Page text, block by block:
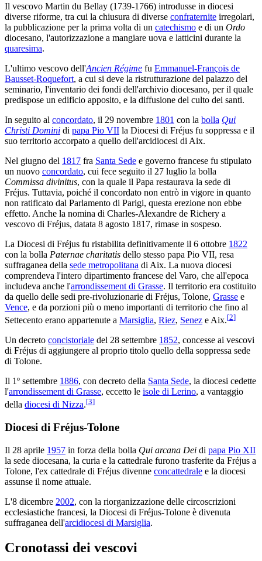
Il vescovo Martin du Bellay (1739-1766) introdusse in diocesi
diverse riforme, tra cui la chiusura di diverse confraternite irregolari,
la pubblicazione per la prima volta di un catechismo e di un Ordo
diocesano, l'autorizzazione a mangiare uova e latticini durante la
quaresima.
L'ultimo vescovo dell'Ancien Régime fu Emmanuel-François de
Bausset-Roquefort, a cui si deve la ristrutturazione del palazzo del
seminario, l'inventario dei fondi dell'archivio diocesano, per il quale
predispose un edificio apposito, e la diffusione del culto dei santi.
In seguito al concordato, il 29 novembre 1801 con la bolla Qui
Christi Domini di papa Pio VII la Diocesi di Fréjus fu soppressa e il
suo territorio accorpato a quello dell'arcidiocesi di Aix.
Nel giugno del 1817 fra Santa Sede e governo francese fu stipulato
un nuovo concordato, cui fece seguito il 27 luglio la bolla
Commissa divinitus, con la quale il Papa restaurava la sede di
Fréjus. Tuttavia, poiché il concordato non entrò in vigore in quanto
non ratificato dal Parlamento di Parigi, questa erezione non ebbe
effetto. Anche la nomina di Charles-Alexandre de Richery a
vescovo di Fréjus, datata 8 agosto 1817, rimase in sospeso.
La Diocesi di Fréjus fu ristabilita definitivamente il 6 ottobre 1822
con la bolla Paternae charitatis dello stesso papa Pio VII, resa
suffraganea della sede metropolitana di Aix. La nuova diocesi
comprendeva l'intero dipartimento francese del Varo, che all'epoca
includeva anche l'arrondissement di Grasse. Il territorio era costituito
da quello delle sedi pre-rivoluzionarie di Fréjus, Tolone, Grasse e
Vence, e da porzioni più o meno importanti di territorio che fino al
Settecento erano appartenute a Marsiglia, Riez, Senez e Aix.[2]
Un decreto concistoriale del 28 settembre 1852, concesse ai vescovi
di Fréjus di aggiungere al proprio titolo quello della soppressa sede
di Tolone.
Il 1º settembre 1886, con decreto della Santa Sede, la diocesi cedette
l'arrondissement di Grasse, eccetto le isole di Lerino, a vantaggio
della diocesi di Nizza.[3]
Diocesi di Fréjus-Tolone
Il 28 aprile 1957 in forza della bolla Qui arcana Dei di papa Pio XII
la sede diocesana, la curia e la cattedrale furono trasferite da Fréjus a
Tolone, l'ex cattedrale di Fréjus divenne concattedrale e la diocesi
assunse il nome attuale.
L'8 dicembre 2002, con la riorganizzazione delle circoscrizioni
ecclesiastiche francesi, la Diocesi di Fréjus-Tolone è divenuta
suffraganea dell'arcidiocesi di Marsiglia.
Cronotassi dei vescovi